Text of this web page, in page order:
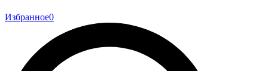
Избранное0